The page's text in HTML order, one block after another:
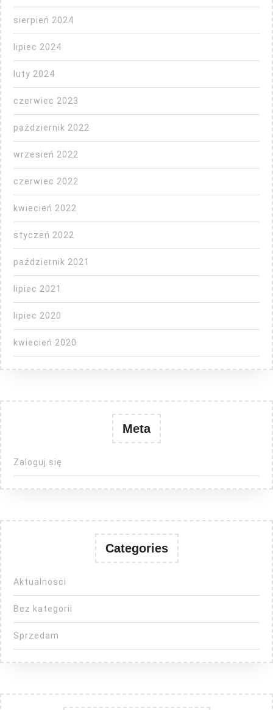
sierpień 2024
lipiec 2024
luty 2024
czerwiec 2023
październik 2022
wrzesień 2022
czerwiec 2022
kwiecień 2022
styczeń 2022
październik 2021
lipiec 2021
lipiec 2020
kwiecień 2020
Meta
Zaloguj się
Categories
Aktualnosci
Bez kategorii
Sprzedam